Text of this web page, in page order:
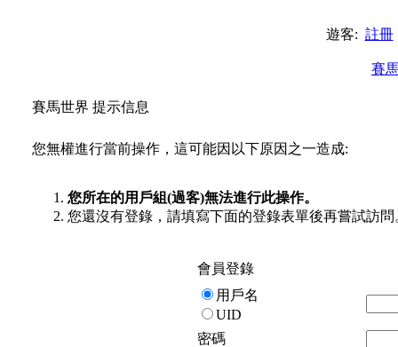
遊客: 註冊
賽
賽馬世界 提示信息
您無權進行當前操作，這可能因以下原因之一造成:
您所在的用戶組(過客)無法進行此操作。
您還沒有登錄，請填寫下面的登錄表單後再嘗試訪問
會員登錄
用戶名
UID
密碼